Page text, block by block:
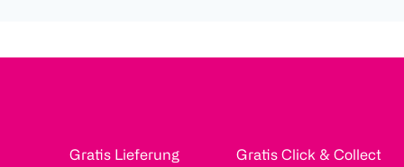
Gratis Lieferung
Gratis Click & Collect